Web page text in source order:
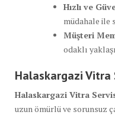
Hızlı ve
müdahale ile
Müşteri
odaklı
Halaskargazi Vitra
Halaskargazi Vitra
uzun ömürlü ve sorunsuz